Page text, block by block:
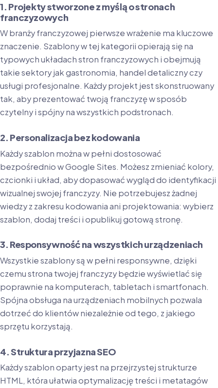
1. Projekty stworzone z myślą o stronach
franczyzowych
W branży franczyzowej pierwsze wrażenie ma kluczowe
znaczenie. Szablony w tej kategorii opierają się na
typowych układach stron franczyzowych i obejmują
takie sektory jak gastronomia, handel detaliczny czy
usługi profesjonalne. Każdy projekt jest skonstruowany
tak, aby prezentować twoją franczyzę w sposób
czytelny i spójny na wszystkich podstronach.
2. Personalizacja bez kodowania
Każdy szablon można w pełni dostosować
bezpośrednio w Google Sites. Możesz zmieniać kolory,
czcionki i układ, aby dopasować wygląd do identyfikacji
wizualnej swojej franczyzy. Nie potrzebujesz żadnej
wiedzy z zakresu kodowania ani projektowania: wybierz
szablon, dodaj treści i opublikuj gotową stronę.
3. Responsywność na wszystkich urządzeniach
Wszystkie szablony są w pełni responsywne, dzięki
czemu strona twojej franczyzy będzie wyświetlać się
poprawnie na komputerach, tabletach i smartfonach.
Spójna obsługa na urządzeniach mobilnych pozwala
dotrzeć do klientów niezależnie od tego, z jakiego
sprzętu korzystają.
4. Struktura przyjazna SEO
Każdy szablon oparty jest na przejrzystej strukturze
HTML, która ułatwia optymalizację treści i metatagów